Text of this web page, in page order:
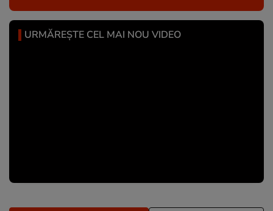
URMĂREȘTE CEL MAI NOU VIDEO